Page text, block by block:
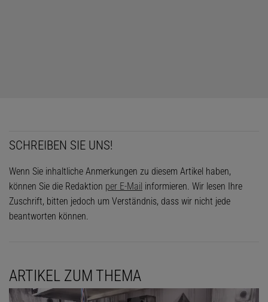
SCHREIBEN SIE UNS!
Wenn Sie inhaltliche Anmerkungen zu diesem Artikel haben,
können Sie die Redaktion per E-Mail informieren. Wir lesen Ihre
Zuschrift, bitten jedoch um Verständnis, dass wir nicht jede
beantworten können.
ARTIKEL ZUM THEMA